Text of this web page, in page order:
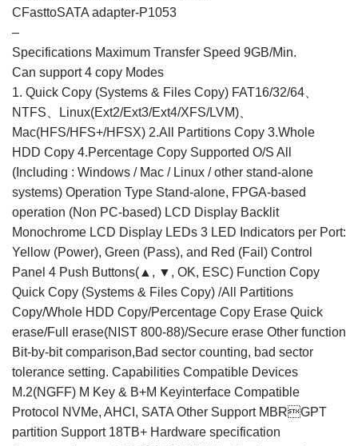
CFasttoSATA adapter-P1053
–
Specifications Maximum Transfer Speed 9GB/Min.
Can support 4 copy Modes
1. Quick Copy (Systems & Files Copy) FAT16/32/64、
NTFS、Linux(Ext2/Ext3/Ext4/XFS/LVM)、
Mac(HFS/HFS+/HFSX) 2.All Partitions Copy 3.Whole
HDD Copy 4.Percentage Copy Supported O/S All
(Including : Windows / Mac / Linux / other stand-alone
systems) Operation Type Stand-alone, FPGA-based
operation (Non PC-based) LCD Display Backlit
Monochrome LCD Display LEDs 3 LED Indicators per Port:
Yellow (Power), Green (Pass), and Red (Fail) Control
Panel 4 Push Buttons(▲, ▼, OK, ESC) Function Copy
Quick Copy (Systems & Files Copy) /All Partitions
Copy/Whole HDD Copy/Percentage Copy Erase Quick
erase/Full erase(NIST 800-88)/Secure erase Other function
Bit-by-bit comparison,Bad sector counting, bad sector
tolerance setting. Capabilities Compatible Devices
M.2(NGFF) M Key & B+M Keyinterface Compatible
Protocol NVMe, AHCI, SATA Other Support MBRGPT
partition Support 18TB+ Hardware specification